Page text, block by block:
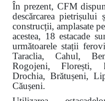
În prezent, CFM
descărcarea
construcții, amplasate
acestea, 18 estacade
următoarele stații
Taraclia, Cahul,
Rogojeni, Florești,
Drochia, Brătușeni,
Căușeni.